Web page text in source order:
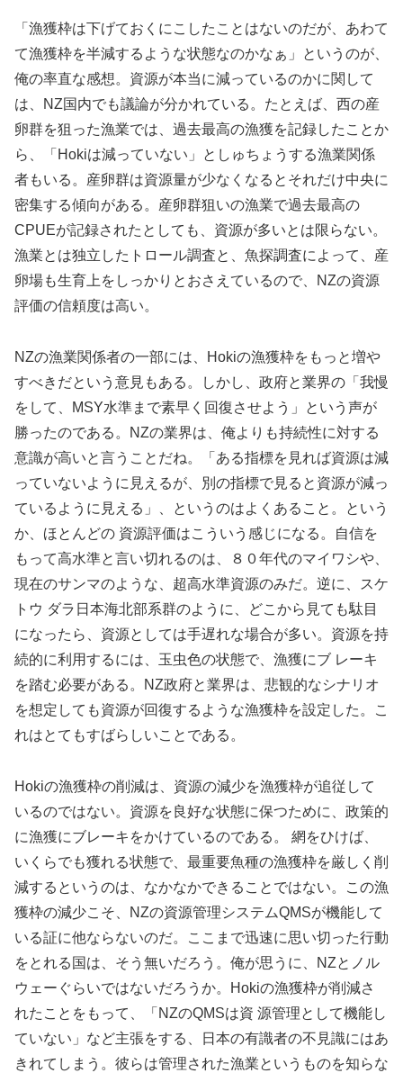
「漁獲枠は下げておくにこしたことはないのだが、あわて
て漁獲枠を半減するような状態なのかなぁ」というのが、
俺の率直な感想。資源が本当に減っているのかに関して
は、NZ国内でも議論が分かれている。たとえば、西の産
卵群を狙った漁業では、過去最高の漁獲を記録したことか
ら、「Hokiは減っていない」としゅちょうする漁業関係
者もいる。産卵群は資源量が少なくなるとそれだけ中央に
密集する傾向がある。産卵群狙いの漁業で過去最高の
CPUEが記録されたとしても、資源が多いとは限らない。
漁業とは独立したトロール調査と、魚探調査によって、産
卵場も生育上をしっかりとおさえているので、NZの資源
評価の信頼度は高い。
NZの漁業関係者の一部には、Hokiの漁獲枠をもっと増や
すべきだという意見もある。しかし、政府と業界の「我慢
をして、MSY水準まで素早く回復させよう」という声が
勝ったのである。NZの業界は、俺よりも持続性に対する
意識が高いと言うことだね。「ある指標を見れば資源は減
っていないように見えるが、別の指標で見ると資源が減っ
ているように見える」、というのはよくあること。という
か、ほとんどの 資源評価はこういう感じになる。自信を
もって高水準と言い切れるのは、８０年代のマイワシや、
現在のサンマのような、超高水準資源のみだ。逆に、スケ
トウ ダラ日本海北部系群のように、どこから見ても駄目
になったら、資源としては手遅れな場合が多い。資源を持
続的に利用するには、玉虫色の状態で、漁獲にブ レーキ
を踏む必要がある。NZ政府と業界は、悲観的なシナリオ
を想定しても資源が回復するような漁獲枠を設定した。こ
れはとてもすばらしいことである。
Hokiの漁獲枠の削減は、資源の減少を漁獲枠が追従して
いるのではない。資源を良好な状態に保つために、政策的
に漁獲にブレーキをかけているのである。 網をひけば、
いくらでも獲れる状態で、最重要魚種の漁獲枠を厳しく削
減するというのは、なかなかできることではない。この漁
獲枠の減少こそ、NZの資源管理システムQMSが機能して
いる証に他ならないのだ。ここまで迅速に思い切った行動
をとれる国は、そう無いだろう。俺が思うに、NZとノル
ウェーぐらいではないだろうか。Hokiの漁獲枠が削減さ
れたことをもって、「NZのQMSは資 源管理として機能し
ていない」など主張をする、日本の有識者の不見識にはあ
きれてしまう。彼らは管理された漁業というものを知らな